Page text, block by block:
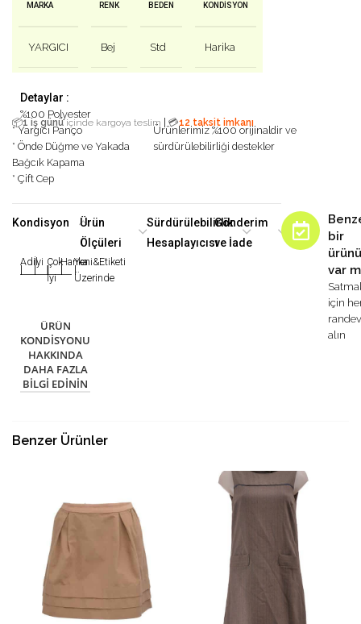
MARKA
YARGICI
RENK
Bej
BEDEN
Std
KONDISYON
Harika
Detaylar :
%100 Polyester
📦1 iş günüiçinde kargoya teslim 💳12 taksit imkanı
* Yargıcı Panço
* Önde Düğme ve Yakada
Bağcık Kapama
* Çift Cep
Ürünlerimiz %100 orijinaldir ve
sürdürülebilirliği destekler
Kondisyon
Adilİyi
|
Çok
İyi
Harika
|
Yeni&Etiketi
Üzerinde
ÜRÜN
KONDISYONU
HAKKINDA
DAHA FAZLA
BILGI EDININ
Ürün
Ölçüleri
Sürdürülebilirlik
Hesaplayıcısı
Gönderim
ve İade
bir
var
için
alın
Benzer Ürünler